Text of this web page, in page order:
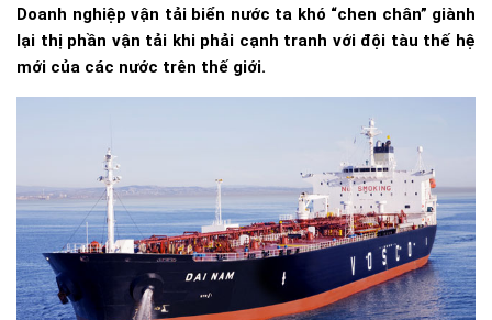
Doanh nghiệp vận tải biển nước ta khó “chen chân” giành
lại thị phần vận tải khi phải cạnh tranh với đội tàu thế hệ
mới của các nước trên thế giới.